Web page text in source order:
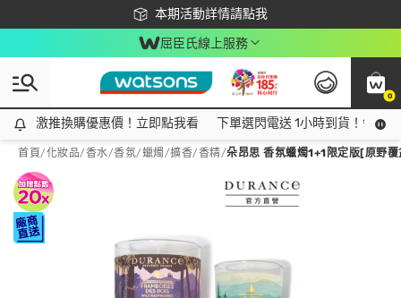
本期活動詳情請點我
下載app最高回饋$350
屈臣氏線上服務
0
激推換購優惠價！立即點我看
激推換購優惠價！立即點我看 下單選閃電送 1小時到貨！領神
首頁/化妝品/香水/香氛/蠟燭/擴香/香精/朵昂思 香氛蠟燭1+1限定版[原野